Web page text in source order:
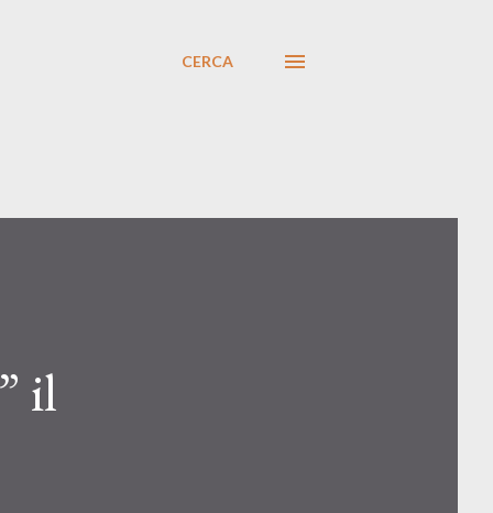
CERCA
il